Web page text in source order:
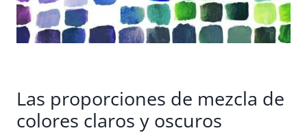
Las proporciones de mezcla de
colores claros y oscuros